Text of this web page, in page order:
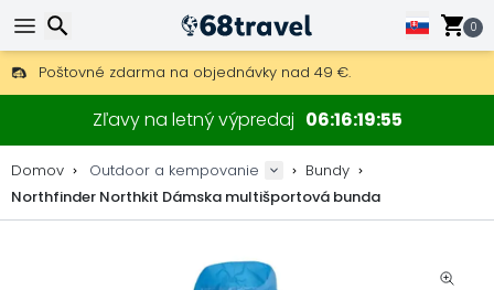
0
Poštovné zdarma na objednávky nad 49 €.
30 dní na vrátenie, 90 dní na drevené mapy a dekorácie.
Najlepšie ceny na outdoor vybavenie a doplnky.
Zľavy na letný výpredaj 06161954
Domov Outdoor a kempovanie
Bundy
Northfinder Northkit Dámska multišportová bunda
Hľadať